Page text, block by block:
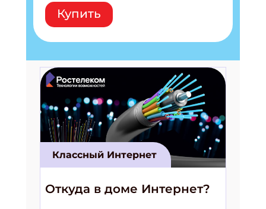
Купить
Классный Интернет
Откуда в доме Интернет?